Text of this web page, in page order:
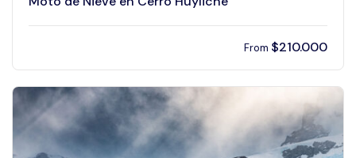
From $210.000